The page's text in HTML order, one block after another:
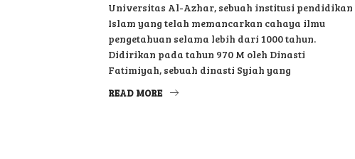
Universitas Al-Azhar, sebuah institusi pendidikan
Islam yang telah memancarkan cahaya ilmu
pengetahuan selama lebih dari 1000 tahun.
Didirikan pada tahun 970 M oleh Dinasti
Fatimiyah, sebuah dinasti Syiah yang
READ MORE